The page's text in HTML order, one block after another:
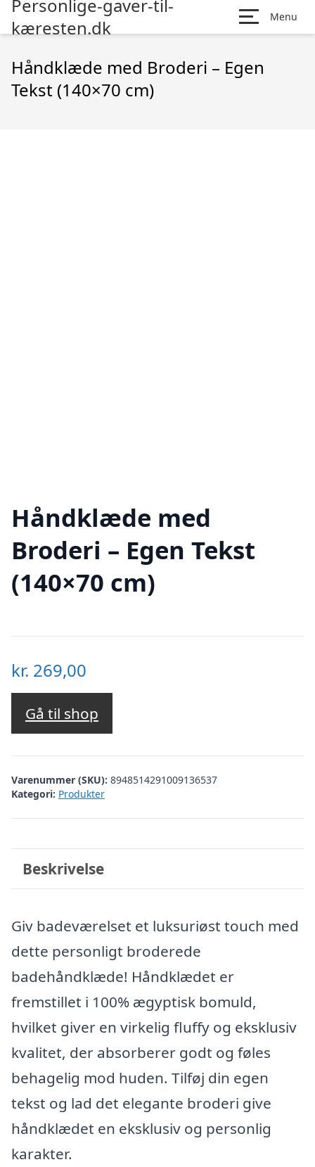
Personlige-gaver-til-
kæresten.dk
Menu
Håndklæde med Broderi – Egen
Tekst (140×70 cm)
Håndklæde med
Broderi – Egen Tekst
(140×70 cm)
kr. 269,00
Gå til shop
Varenummer (SKU): 8948514291009136537
Kategori: Produkter
Beskrivelse
Giv badeværelset et luksuriøst touch med
dette personligt broderede
badehåndklæde! Håndklædet er
fremstillet i 100% ægyptisk bomuld,
hvilket giver en virkelig fluffy og eksklusiv
kvalitet, der absorberer godt og føles
behagelig mod huden. Tilføj din egen
tekst og lad det elegante broderi give
håndklædet en eksklusiv og personlig
karakter.